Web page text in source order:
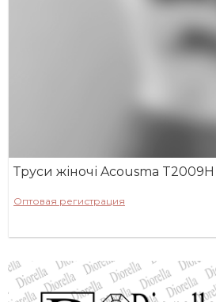
Труси жіночі Acousma T2009H
Оптовая регистрация